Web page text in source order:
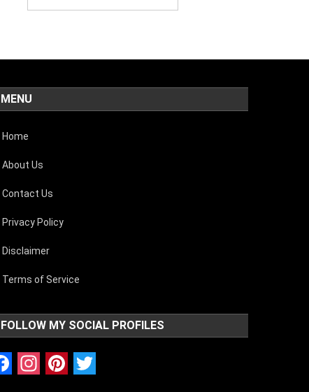
MENU
Home
About Us
Contact Us
Privacy Policy
Disclaimer
Terms of Service
FOLLOW MY SOCIAL PROFILES